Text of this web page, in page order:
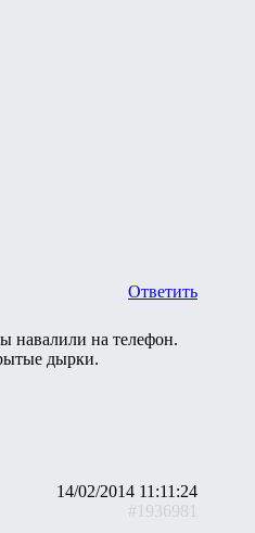
Ответить
навалили на телефон.
дырки.
14/02/2014 11:11:24
#1936981